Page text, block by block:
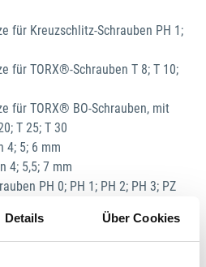
Details Über Cookies
für Kreuzschlitz-Schrauben PH 1;
für TORX®-Schrauben T 8; T 10;
für TORX® BO-Schrauben, mit
T 25; T 30
4; 5; 6 mm
4; 5,5; 7 mm
PH 0; PH 1; PH 2; PH 3; PZ
T 8; T 10; T 15; T 20; T 25; T 27; T